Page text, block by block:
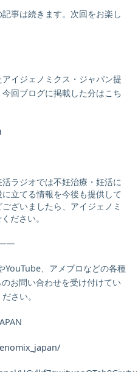
事は続きます。次回をお楽し
イジェノミクス・ジャパン提
回ブログに掲載した分はこち
ラジオでは不妊治療・妊活に
立てる情報を今後も提供して
ざいましたら、アイジェノミ
ださい。
、アメブロなどの各種
お問い合わせを受け付けてい
さい。